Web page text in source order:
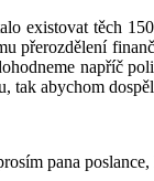
existovat těch
přerozdělení
napříč
abychom
pana